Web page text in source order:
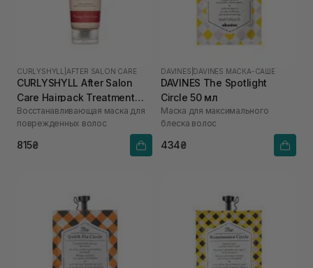
CURLYSHYLL AFTER SALON CARE
CURLYSHYLL After Salon
Care Hairpack Treatment
100 мл
Восстанавливающая маска для
поврежденных волос
815₴
DAVINES DAVINES МАСКА-САШЕ
DAVINES The Spotlight
Circle 50 мл
Маска для максимального
блеска волос
434₴